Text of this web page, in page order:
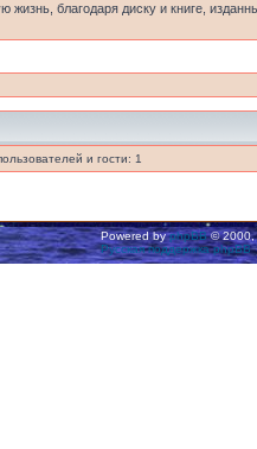
жизнь, благодаря диску и книге,
и гости: 1
Powered byphpBB© 2000,
Русская поддержка phpBB